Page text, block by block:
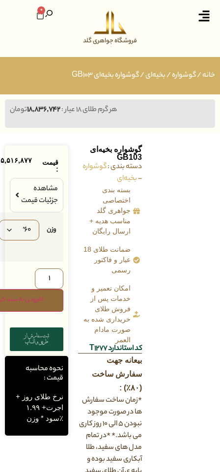
فروشگاه جواهری گلد
/بخیه‌ای/ گوشواره بخیه‌ای GB103
تومان۱۸,۸۳۶,۷۴۲ هر گرم طلای ۱۸ عیار :
۱۵,۵۱۶,۸۷۷ تومان
قیمت
:
جزئیات قیمت
افزودن به سبد خرید
نحوه محاسبه
نرخ طلای روز +
اجرت+ ۱.۹۹
٪سود * وزن
گوشواره بخیه‌ای
دسته بندی :گوشواره
بسته بندی
اختصاصی
جواهری گلد
مناسب هدیه +
ارسال رایگان
ضمانت طلای 18
عیار و فاکتور
امکان تعمیر و
خدمات پس از
فروش طلای
خریداری شده به
صورت مادام
کد استاندارد T1277
بیعانه جهت
سفارش ساخت
*زمان ساخت سفارش
ها در صورت موجود
نبودن ۵ الی ۱۰ روز کاری
می باشد.* *در تمام
مدل های سفید، طلا
آبکاری سفید بوده و